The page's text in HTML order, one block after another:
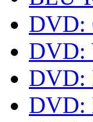
DVD:
DVD:
DVD:
DVD: